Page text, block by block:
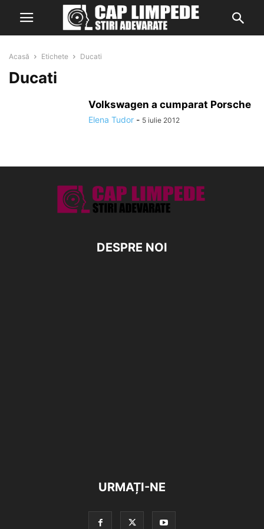
Acasă Etichete Ducati
Ducati
Volkswagen a cumparat Porsche
Elena Tudor - 5 iulie 2012
DESPRE NOI
URMAȚI-NE